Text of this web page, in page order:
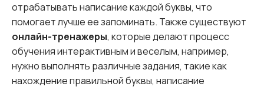
отрабатывать написание каждой буквы, что
помогает лучше ее запоминать. Также существуют
онлайн-тренажеры, которые делают процесс
обучения интерактивным и веселым, например,
нужно выполнять различные задания, такие как
нахождение правильной буквы, написание